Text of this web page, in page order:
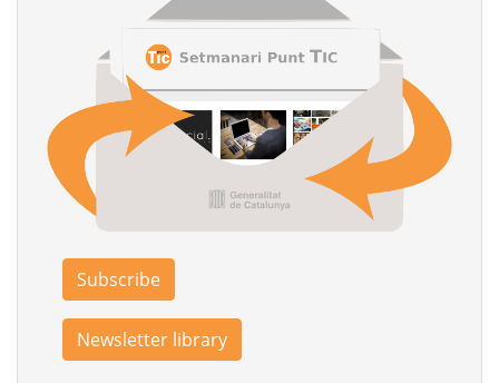
Subscribe
Newsletter library